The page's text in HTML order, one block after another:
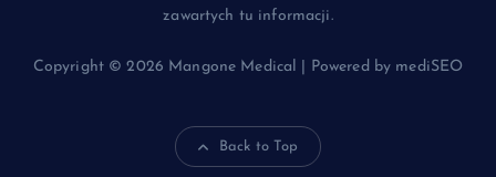
zawartych tu informacji.
Copyright © 2026 Mangone Medical | Powered by mediSEO
Back to Top